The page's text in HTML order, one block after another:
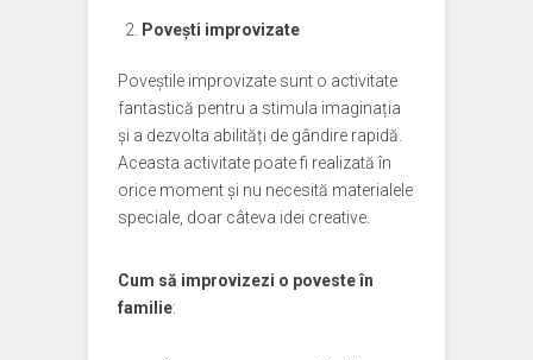
Povești improvizate
Poveștile improvizate sunt o activitate
fantastică pentru a stimula imaginația
și a dezvolta abilități de gândire rapidă.
Aceasta activitate poate fi realizată în
orice moment și nu necesită materialele
speciale, doar câteva idei creative.
Cum să improvizezi o poveste în
familie: